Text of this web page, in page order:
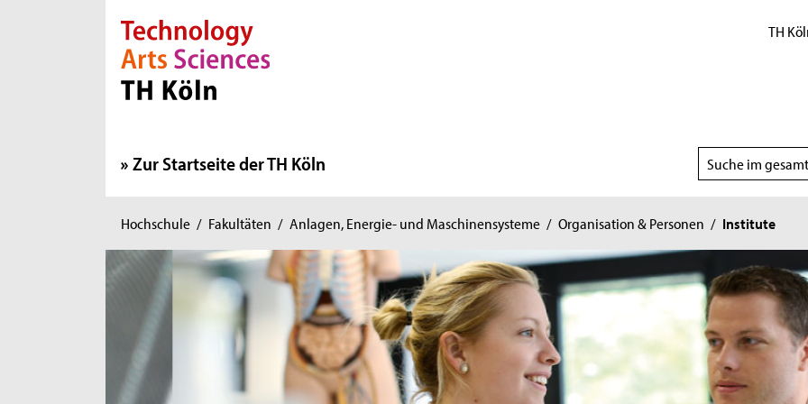
Direkt zur Hauptnavigation
Direkt zur Subnavigation
Direkt zum Inhalt
Direkt zum Fußbereich TH
Zur Startseite der TH Köln
Suchbereich
wählen
Sie
sind
hier:
Hochschule / Fakultäten / Anlagen, Energie- und Maschinensysteme / Organisation & Personen / Institute